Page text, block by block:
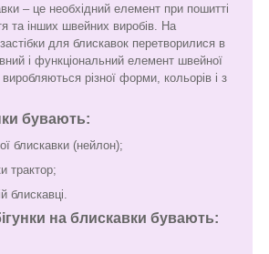
– це необхідний елемент при пошитті
та інших швейних виробів. На
для блискавок перетворилися в
і функціональний елемент швейної
різної форми, кольорів і з
бувають:
блискавки (нейлон);
трактор;
блискавці.
на блискавки бувають: